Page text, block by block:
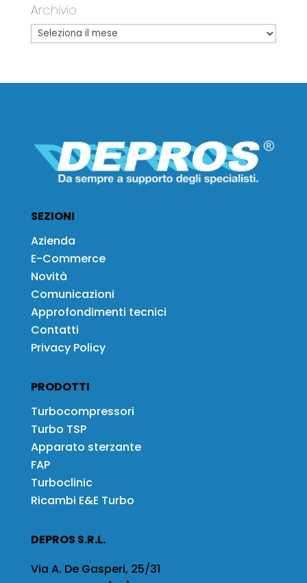
Archivio
SEZIONI
Azienda
E-Commerce
Novità
Comunicazioni
Approfondimenti tecnici
Contatti
Privacy Policy
PRODOTTI
Turbocompressori
Turbo TSP
Apparato sterzante
FAP
Turboclinic
Ricambi E&E Turbo
DEPROS S.R.L.
Via A. De Gasperi, 25/31